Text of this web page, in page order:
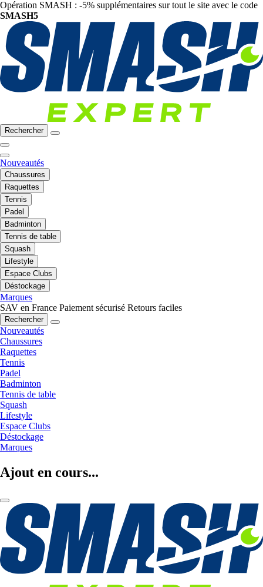
Opération SMASH : -5% supplémentaires sur tout le site avec le code
SMASH5
Rechercher
Nouveautés
Chaussures
Raquettes
Tennis
Padel
Badminton
Tennis de table
Squash
Lifestyle
Espace Clubs
Déstockage
Marques
SAV en France Paiement sécurisé Retours faciles
Rechercher
Nouveautés
Chaussures
Raquettes
Tennis
Padel
Badminton
Tennis de table
Squash
Lifestyle
Espace Clubs
Déstockage
Marques
Ajout en cours...